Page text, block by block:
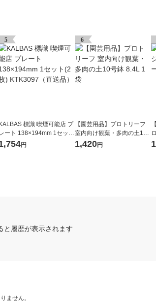
5
KALBAS 標識 喫煙可能店 プ
ート 138×194mm 1セット
枚) KTK3097（直送品）
円
6
【園芸用品】プロトリーフ
室内向け観葉・多肉の土10
号鉢 8.4L 1袋
1,420円
1
と履歴が表示されます
ません。